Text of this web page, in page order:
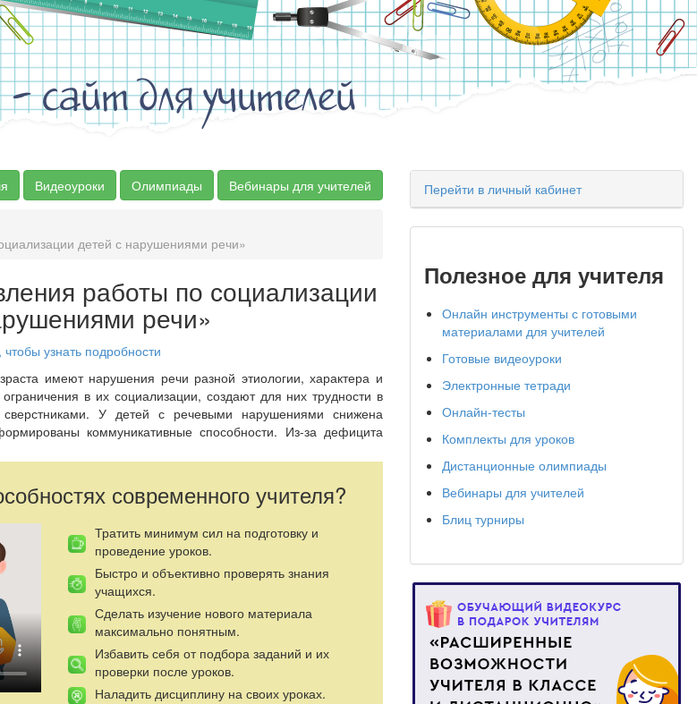
- сайт для учителей
Видеоуроки Олимпиады Вебинары для учителей
детей с нарушениями речи»
работы по социализации
речи»
имеют нарушения речи разной этиологии, характера и
в их социализации, создают для них трудности в
У детей с речевыми нарушениями снижена
коммуникативные способности. Из-за дефицита
имеющие у детей нарушения познавательной
коррекция речи, а на её основе создание условий для
развития.
современного учителя?
Тратить минимум сил на подготовку и
проведение уроков.
Быстро и объективно проверять знания
учащихся.
Сделать изучение нового материала
максимально понятным.
Избавить себя от подбора заданий и их
проверки после уроков.
Наладить дисциплину на своих уроках.
Перейти в личный кабинет
Полезное для учителя
Онлайн инструменты с готовыми
материалами для учителей
Готовые видеоуроки
Электронные тетради
Онлайн-тесты
Комплекты для уроков
Дистанционные олимпиады
Вебинары для учителей
Блиц турниры